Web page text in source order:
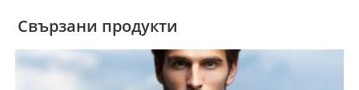
Свързани продукти